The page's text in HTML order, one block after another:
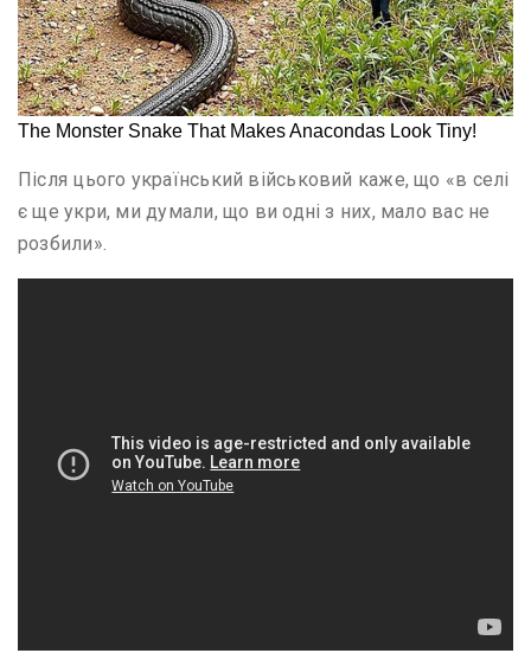
Після цього український військовий каже, що «в селі
є ще укри, ми думали, що ви одні з них, мало вас не
розбили».